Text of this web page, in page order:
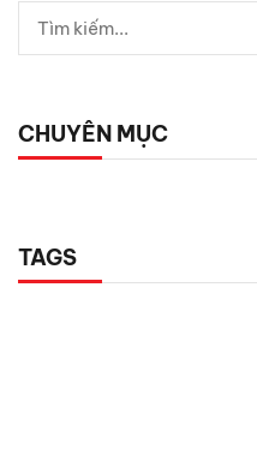
CHUYÊN MỤC
TAGS